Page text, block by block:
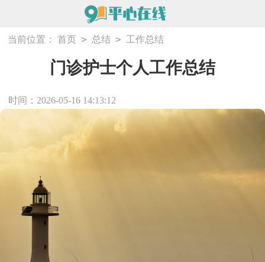
当前位置： 首页 > 总结 > 工作总结
门诊护士个人工作总结
时间：2026-05-16 14:13:12